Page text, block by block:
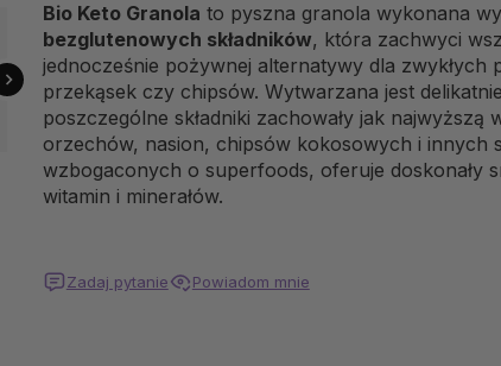
Bio Keto Granola to pyszna granola wykonana
bezglutenowych składników, która zachwyci
jednocześnie pożywnej alternatywy dla zwykłych
przekąsek czy chipsów. Wytwarzana jest
poszczególne składniki zachowały jak najwyższą
orzechów, nasion, chipsów kokosowych i innych
wzbogaconych o superfoods, oferuje doskonały
witamin i minerałów.
Zadaj pytanie Powiadom mnie